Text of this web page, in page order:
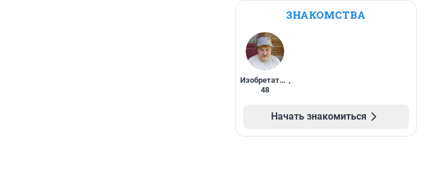
ЗНАКОМСТВА
Изобретатель ,
48
Начать знакомиться